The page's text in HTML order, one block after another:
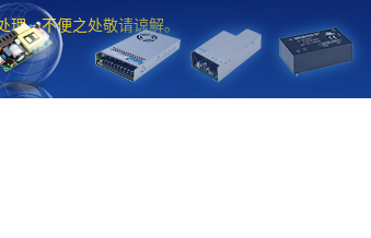
，不便之处敬请谅解。